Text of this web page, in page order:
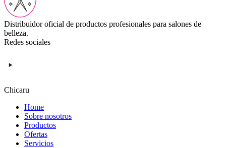
Distribuidor oficial de productos profesionales para salones de
belleza.
Redes sociales
Chicaru
Home
Sobre nosotros
Productos
Ofertas
Servicios